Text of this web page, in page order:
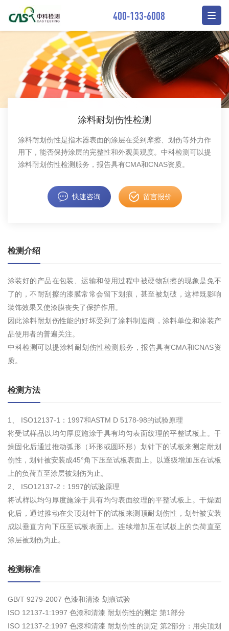
400-133-6008
涂料耐划伤性检测
涂料耐划伤性是指木器表面的涂层在受到摩擦、划伤等外力作
用下，能否保持涂层的完整性和外观美观度。中科检测可以提
涂料耐划伤性检测服务，报告具有CMA和CNAS资质。
快速咨询 留言报价
检测介绍
涂装好的产品在包装、运输和使用过程中被硬物刮擦的现象是免不
了的，不耐刮擦的漆膜常常会留下划痕，甚至被划破，这样既影响
装饰效果又使漆膜丧失了保护作用。
因此涂料耐划伤性能的好坏受到了涂料制造商，涂料单位和涂装产
品使用者的普遍关注。
中科检测可以提涂料耐划伤性检测服务，报告具有CMA和CNAS资
质。
检测方法
1、 ISO12137-1：1997和ASTM D 5178-98的试验原理
将受试样品以均匀厚度施涂于具有均匀表面纹理的平整试板上。干
燥固化后通过推动弧形（环形或圆环形）划针下的试板来测定耐划
伤性，划针被安装成45°角下压至试板表面上。以逐级增加压在试板
上的负荷直至涂层被划伤为止。
2、 ISO12137-2：1997的试验原理
将试样以均匀厚度施涂于具有均匀表面纹理的平整试板上。干燥固
化后，通过推动在尖顶划针下的试板来测顶耐划伤性，划针被安装
成以垂直方向下压至试板表面上。连续增加压在试板上的负荷直至
涂层被划伤为止。
检测标准
GB/T 9279-2007 色漆和清漆 划痕试验
ISO 12137-1:1997 色漆和清漆 耐划伤性的测定 第1部分
ISO 12137-2:1997 色漆和清漆 耐划伤性的测定 第2部分：用尖顶划